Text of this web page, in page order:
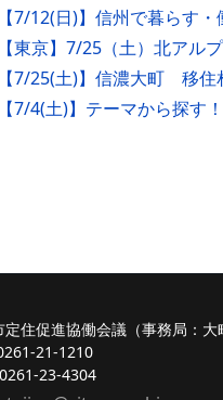
【7/12(日)】信州で暮らす
【東京】7/25（土）北ア
【7/25(土)】信濃大町 移住
【7/4(土)】テーマから探す
定住促進協働会議（事務局：大
21-1210
23-4304